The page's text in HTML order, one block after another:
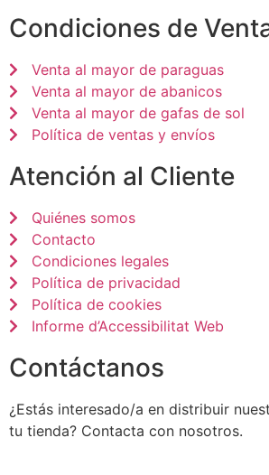
Condiciones de
Venta al mayor de paraguas
Venta al mayor de abanicos
Venta al mayor de gafas de sol
Política de ventas y envíos
Atención al Cliente
Quiénes somos
Contacto
Condiciones legales
Política de privacidad
Política de cookies
Informe d’Accessibilitat Web
Contáctanos
¿Estás interesado/a en distribuir
tu tienda? Contacta con nosotros.